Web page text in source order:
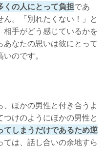
くの人にとって負担であ
。「別れたくない！」と
手がどう感じているかを
なたの思いは彼にとって
のです。
ほかの男性と付き合うよ
けのようにほかの男性と
てしまうだけであるため逆
は、話し合いの余地すら